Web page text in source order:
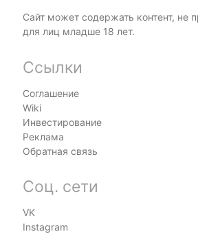
Сайт может содержать контент, не
для лиц младше 18 лет.
Ссылки
Соглашение
Wiki
Инвестирование
Реклама
Обратная связь
Соц. сети
VK
Instagram